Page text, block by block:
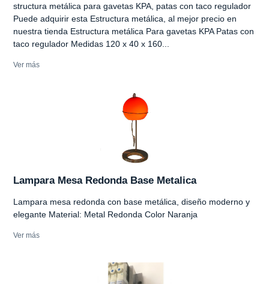
structura metálica para gavetas KPA, patas con taco regulador
Puede adquirir esta Estructura metálica, al mejor precio en
nuestra tienda Estructura metálica Para gavetas KPA Patas con
taco regulador Medidas 120 x 40 x 160...
Ver más
Lampara Mesa Redonda Base Metalica
Lampara mesa redonda con base metálica, diseño moderno y
elegante Material: Metal Redonda Color Naranja
Ver más